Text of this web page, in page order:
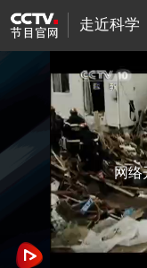
走近科学
网络